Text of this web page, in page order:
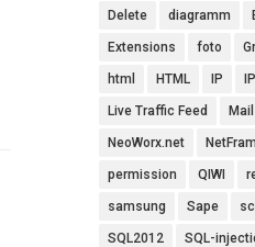
Delete diagramm
Extensions foto
html HTML IP
Live Traffic Feed Mail
NeoWorx.net
permission QIWI
samsung Sape
SQL2012 SQL-